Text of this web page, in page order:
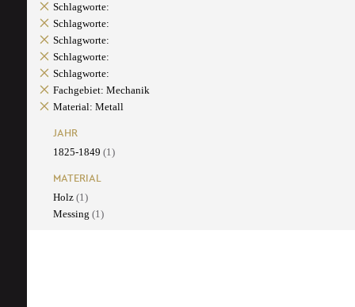
Schlagworte:
Schlagworte:
Schlagworte:
Schlagworte:
Schlagworte:
Fachgebiet: Mechanik
Material: Metall
JAHR
1825-1849 (1)
MATERIAL
Holz (1)
Messing (1)